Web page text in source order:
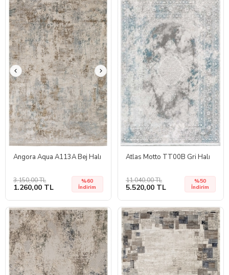
Angora Aqua A113A Bej Halı
3.150,00 TL
1.260,00 TL
%60
İndirim
Atlas Motto TT00B Gri Halı
11.040,00 TL
5.520,00 TL
%50
İndirim